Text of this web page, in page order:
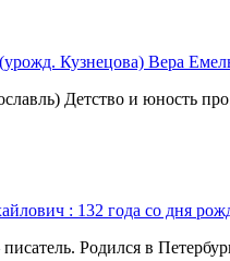
Кузнецова) Вера
Детство и юность
: 132 года со дня
Родился в